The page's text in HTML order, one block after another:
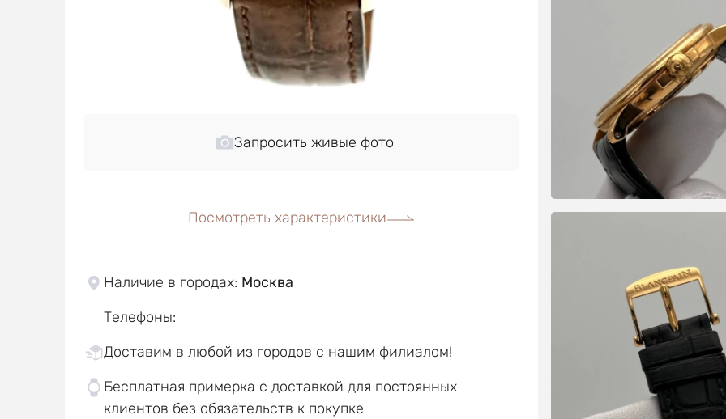
Запросить живые фото
Посмотреть характеристики
Наличие в городах: Москва
Телефоны:
Доставим в любой из городов с нашим филиалом!
Бесплатная примерка с доставкой для постоянных
клиентов без обязательств к покупке